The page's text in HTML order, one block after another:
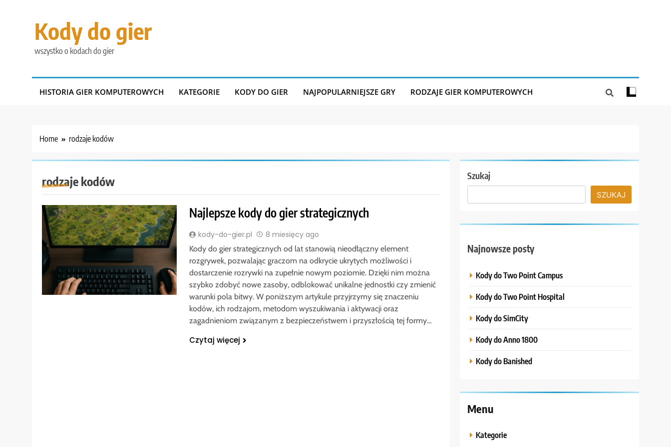
Kody do gier
wszystko o kodach do gier
HISTORIA GIER KOMPUTEROWYCH KATEGORIE KODY DO GIER NAJPOPULARNIEJSZE GRY RODZAJE GIER KOMPUTEROWYCH
Home rodzaje kodów
rodzaje kodów
Najlepsze kody do gier strategicznych
kody-do-gier.pl 8 miesięcy ago
Kody do gier strategicznych od lat stanowią nieodłączny element
rozgrywek, pozwalając graczom na odkrycie ukrytych możliwości i
dostarczenie rozrywki na zupełnie nowym poziomie. Dzięki nim można
szybko zdobyć nowe zasoby, odblokować unikalne jednostki czy zmienić
warunki pola bitwy. W poniższym artykule przyjrzymy się znaczeniu
kodów, ich rodzajom, metodom wyszukiwania i aktywacji oraz
zagadnieniom związanym z bezpieczeństwem i przyszłością tej formy…
Czytaj więcej
Szukaj
SZUKAJ
Najnowsze posty
Kody do Two Point Campus
Kody do Two Point Hospital
Kody do SimCity
Kody do Anno 1800
Kody do Banished
Menu
Kategorie